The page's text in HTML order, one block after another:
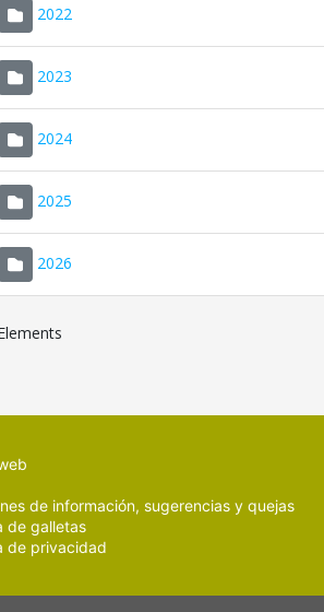
2022
2023
2024
2025
2026
de información, sugerencias y quejas
de galletas
de privacidad